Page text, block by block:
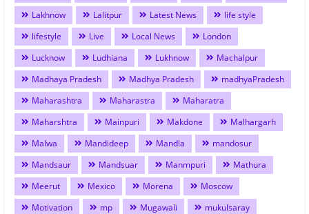
Lakhnow
Lalitpur Latest News
life style
lifestyle
Live Local News
London
Lucknow
Ludhiana Lukhnow
Machalpur
Madhaya Pradesh
Madhya Pradesh
madhyaPradesh
Maharashtra
Maharastra
Maharatra
Maharshtra
Mainpuri Makdone
Malhargarh
Malwa
Mandideep Mandla
mandosur
Mandsaur
Mandsuar Manmpuri
Mathura
Meerut
Mexico Morena
Moscow
Motivation
mp Mugawali
mukulsaray